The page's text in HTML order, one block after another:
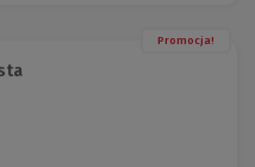
Promocja!